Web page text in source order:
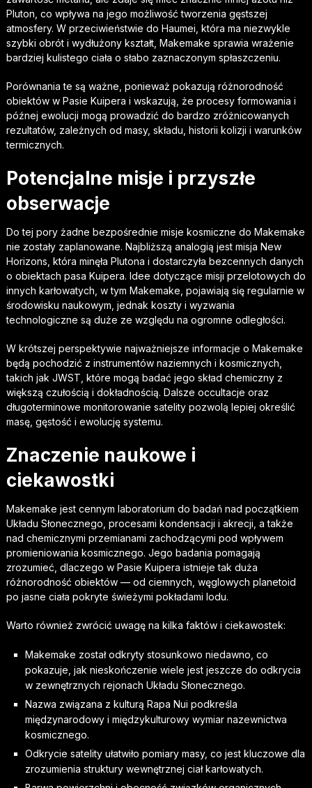
Pluton, co wpływa na jego możliwość tworzenia gęstszej
atmosfery. W przeciwieństwie do Haumei, która ma niezwykle
szybki obrót i wydłużony kształt, Makemake sprawia wrażenie
bardziej kulistego ciała o słabo zaznaczonym spłaszczeniu.
Porównania te są ważne, ponieważ pokazują różnorodność
obiektów w Pasie Kuipera i wskazują, że procesy formowania i
późnej ewolucji mogą prowadzić do bardzo zróżnicowanych
rezultatów, zależnych od masy, składu, historii kolizji i warunków
termicznych.
Potencjalne misje i przyszłe
obserwacje
Do tej pory żadne bezpośrednie misje kosmiczne do Makemake
nie zostały zaplanowane. Najbliższą analogią jest misja New
Horizons, która minęła Plutona i dostarczyła bezcennych danych
o obiektach pasa Kuipera. Idee dotyczące misji przelotowych do
innych karłowatych, w tym Makemake, pojawiają się regularnie w
środowisku naukowym, jednak koszty i wyzwania
technologiczne są duże ze względu na ogromne odległości.
W krótszej perspektywie najważniejsze informacje o Makemake
będą pochodzić z instrumentów naziemnych i kosmicznych,
takich jak JWST, które mogą badać jego skład chemiczny z
większą czułością i dokładnością. Dalsze occultacje oraz
długoterminowe monitorowanie satelity pozwolą lepiej określić
masę, gęstość i ewolucję systemu.
Znaczenie naukowe i
ciekawostki
Makemake jest cennym laboratorium do badań nad początkiem
Układu Słonecznego, procesami kondensacji i akrecji, a także
nad chemicznymi przemianami zachodzącymi pod wpływem
promieniowania kosmicznego. Jego badania pomagają
zrozumieć, dlaczego w Pasie Kuipera istnieje tak duża
różnorodność obiektów — od ciemnych, węglowych planetoid
po jasne ciała pokryte świeżymi pokładami lodu.
Warto również zwrócić uwagę na kilka faktów i ciekawostek:
Makemake został odkryty stosunkowo niedawno, co
pokazuje, jak nieskończenie wiele jest jeszcze do odkrycia
w zewnętrznych rejonach Układu Słonecznego.
Nazwa związana z kulturą Rapa Nui podkreśla
międzynarodowy i międzykulturowy wymiar nazewnictwa
kosmicznego.
Odkrycie satelity ułatwiło pomiary masy, co jest kluczowe dla
zrozumienia struktury wewnętrznej ciał karłowatych.